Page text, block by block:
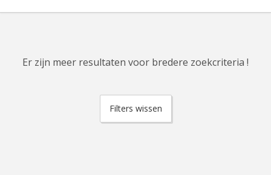
Er zijn meer resultaten voor bredere zoekcriteria !
Filters wissen